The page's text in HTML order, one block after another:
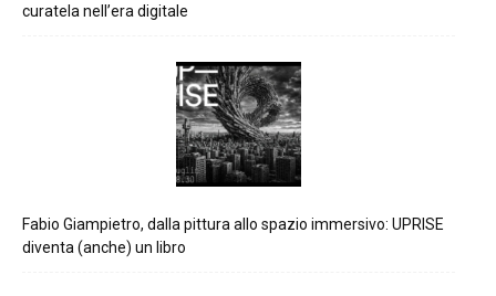
curatela nell’era digitale
Fabio Giampietro, dalla pittura allo spazio immersivo: UPRISE
diventa (anche) un libro